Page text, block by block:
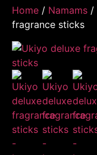
Home / Namams /
fragrance sticks